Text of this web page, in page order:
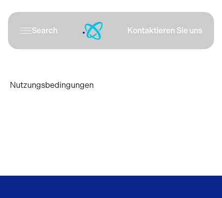
Search Kontaktieren Sie uns
Nutzungsbedingungen